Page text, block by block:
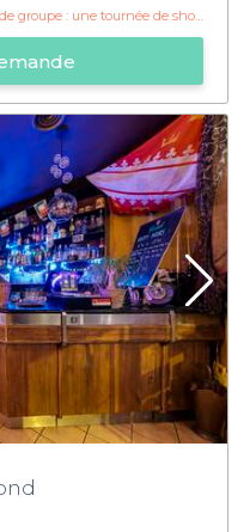
: une tournée de shot offerte !